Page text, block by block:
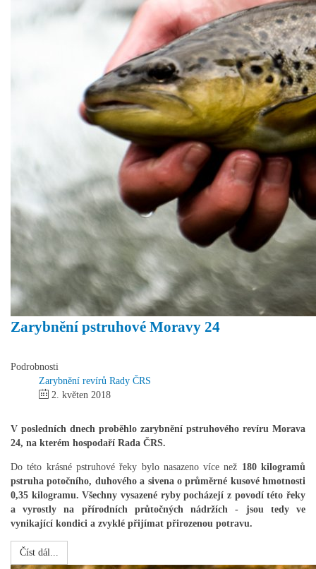
Zarybnění pstruhové Moravy 24
Podrobnosti
Zarybnění revírů Rady ČRS
2. květen 2018
V posledních dnech proběhlo zarybnění pstruhového revíru Morava
24, na kterém hospodaří Rada ČRS.
Do této krásné pstruhové řeky bylo nasazeno více než 180 kilogramů
pstruha potočního, duhového a sivena o průměrné kusové hmotnosti
0,35 kilogramu. Všechny vysazené ryby pocházejí z povodí této řeky
a vyrostly na přírodních průtočných nádržích - jsou tedy ve
vynikající kondici a zvyklé přijímat přirozenou potravu.
Číst dál...